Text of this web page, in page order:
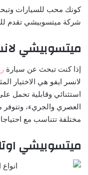
كونك محب للسيارات
شركة ميتسوبيشي تقدم لك
ميتسوبيشي لانسر
إذا كنت تبحث عن سيارة
لانسر ايفو هي الاختيار
استثنائي وقابلية تحمل
العصري والجريء،
مختلفة تتناسب مع
ميتسوبيشي